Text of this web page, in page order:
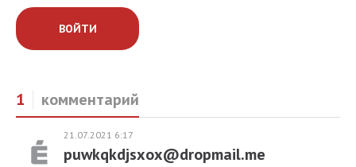
ВОЙТИ
1 комментарий
21.07.2021 6:17
puwkqkdjsxox@dropmail.me